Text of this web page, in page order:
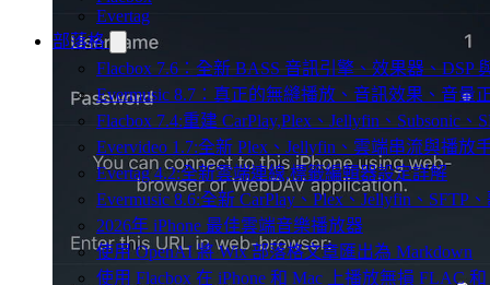
Evertag
部落格
Flacbox 7.6：全新 BASS 音訊引擎、效果器、DSP
Evermusic 8.7：真正的無縫播放、音訊效果、音量
Flacbox 7.4:重建 CarPlay,Plex、Jellyfin、Subsonic、
Evervideo 1.7:全新 Plex、Jellyfin、雲端串流與播放
Evertag 4.2:全新雲端連線,標籤編輯器設定詳解
Evermusic 8.6:全新 CarPlay、Plex、Jellyfin、SFTP
2026年 iPhone 最佳雲端音樂播放器
使用 OpenAI 將 Wix 部落格文章匯出為 Markdown
使用 Flacbox 在 iPhone 和 Mac 上播放無損 FLAC